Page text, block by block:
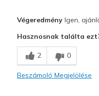
Comfortable
Durable
VégeredményIgen,
Hasznosnak találta
2 0
Beszámoló Megjelölése